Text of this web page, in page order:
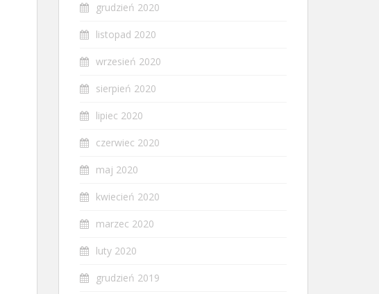
grudzień 2020
listopad 2020
wrzesień 2020
sierpień 2020
lipiec 2020
czerwiec 2020
maj 2020
kwiecień 2020
marzec 2020
luty 2020
grudzień 2019